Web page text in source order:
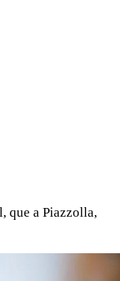
que a Piazzolla,